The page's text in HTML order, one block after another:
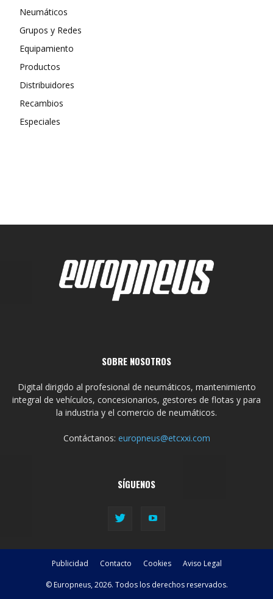
Neumáticos
Grupos y Redes
Equipamiento
Productos
Distribuidores
Recambios
Especiales
SOBRE NOSOTROS
Digital dirigido al profesional de neumáticos, mantenimiento
integral de vehículos, concesionarios, gestores de flotas y para
la industria y el comercio de neumáticos.
Contáctanos: europneus@etcxxi.com
SÍGUENOS
Publicidad Contacto Cookies Aviso Legal
© Europneus, 2026. Todos los derechos reservados.